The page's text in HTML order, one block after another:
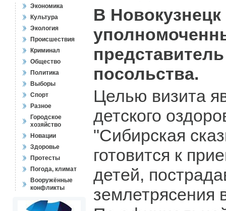
Экономика
Культура
Экология
Происшествия
Криминал
Общество
Политика
Выборы
Спорт
Разное
Городское
хозяйство
Новации
Здоровье
Протесты
Погода, климат
Вооружённые
конфликты
В
посольства.
Целью визита
детского
"Сибирская
готовится к
детей,
землетрясения